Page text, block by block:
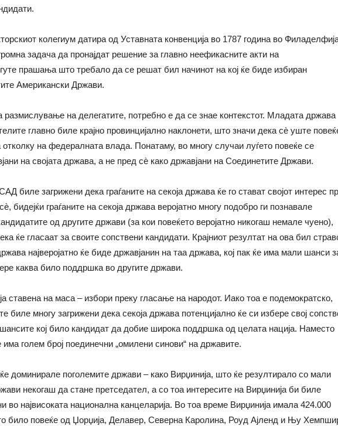
колегиум датира од Уставната конвенција во 1787 година во
задача да пронајдат решение за главно неефикасните акти на
прашања што требало да се решат бил начинот на кој ќе биде избиран
Американски Држави.
размислување на делегатите, потребно е да се знае контекстот. Младата држава
главно биле крајно провинцијално наклонети, што значи дека сè уште
отколку на федералната влада. Понатаму, во многу случаи луѓето повеќе се
на својата држава, а не пред сè како државјани на Соединетите Држави.
биле загрижени дека граѓаните на секоја држава ќе го стават својот интерес
бидејќи граѓаните на секоја држава веројатно многу подобро ги познавале
од другите држави (за кои повеќето веројатно никогаш немале чуено),
ќе гласаат за своите сопствени кандидати. Крајниот резултат на ова бил
најверојатно ќе биде државјанин на таа држава, кој пак ќе има мали шанси
каква било поддршка во другите држави.
ставена на маса – избори преку гласање на народот. Иако тоа е подемократско,
биле многу загрижени дека секоја држава потенцијално ќе си избере свој
кој било кандидат да добие широка поддршка од целата нација. Наместо
голем број поединечни „омилени синови“ на државите.
доминирале поголемите држави – како Вирџинија, што ќе резултирало со мали
некогаш да стане претседател, а со тоа интересите на Вирџинија би биле
во највисоката национална канцеларија. Во тоа време Вирџинија имала 424.000
било повеќе од Џорџија, Делавер, Северна Каролина, Роуд Ајленд и Њу